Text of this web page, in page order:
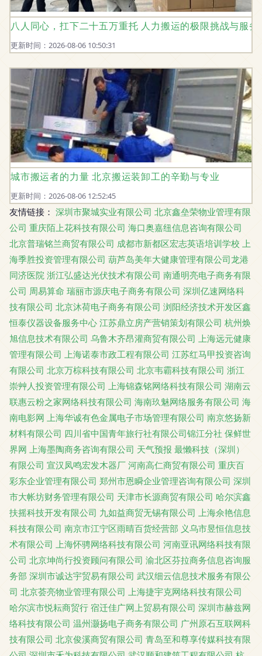
八人同心，扛下二十五万重托 人力搬运的极限挑战与服务
更新时间：2026-08-06 10:50:31
城市搬运者的力量 北京搬运装卸工的辛勤与专业
更新时间：2026-08-06 12:52:45
友情链接： 深圳市聚城实业有限公司 北京鑫垒荣物业管理有限
公司 重庆陌上花科技有限公司 海口奥嘉纽信息咨询有限公司
北京普瑞铭兰商贸有限公司 成都市新都区宏志英语培训学校 上
海季胜投资管理有限公司 葫芦岛美年大健康管理有限公司龙港
同济医院 浙江弘盛达光伏技术有限公司 南通明亮电子商务有限
公司 周易算命 瑞丽市源庆电子商务有限公司 深圳亿速网络科
技有限公司 北京沐荷电子商务有限公司 浏阳经济技术开发区鑫
恒泰仪器设备服务中心 江苏鼎立房产营销策划有限公司 杭州焕
旭信息技术有限公司 乌鲁木齐昂灌商贸有限公司 上海远元健康
管理有限公司 上海诺泰市政工程有限公司 江苏红马甲投资咨询
有限公司 北京万棕科技有限公司 北京韦霸科技有限公司 浙江
崇艸人投资管理有限公司 上海锦森铭网络科技有限公司 湖南云
联惠云粉之家网络科技有限公司 海南玖魅网络服务有限公司 海
南电影网 上海华诚有色金属电子市场管理有限公司 南京悠扬新
材料有限公司 四川省中国青年旅行社有限公司锦江分社 保鲜世
界网 上海墨陶商务咨询有限公司 天气预报 最懒科技（深圳）
有限公司 宣汉凤鸣宏发木器厂 河南高仁商贸有限公司 重庆百
彩东企业管理有限公司 郑州市恩瞬企业管理咨询有限公司 深圳
市大帐坊财务管理有限公司 天津市长源商贸有限公司 哈尔滨鑫
扶摇科技开发有限公司 九如益商贸无锡有限公司 上海佘艳信息
科技有限公司 南京市江宁区雨晴百货经营部 义乌市昱恒信息技
术有限公司 上海怀骋网络科技有限公司 河南亚讯网络科技有限
公司 北京坤尚行投资顾问有限公司 渝北区芬拉商务信息咨询服
务部 深圳市诚达宇贸易有限公司 武汉细云信息技术服务有限公
司 北京荟亮物业管理有限公司 上海捷宇克网络科技有限公司
哈尔滨市悦耘商贸行 宿迁佳广网上贸易有限公司 深圳市赫兹网
络科技有限公司 温州灏扬电子商务有限公司 广州原石互联网科
技有限公司 北京俊溪商贸有限公司 青岛至和尊享传媒科技有限